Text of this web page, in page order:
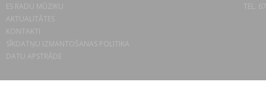
ES RADU MŪZIKU
AKTUALITĀTES
KONTAKTI
SĪKDATŅU IZMANTOŠANAS POLITIKA
DATU APSTRĀDE
TEL.